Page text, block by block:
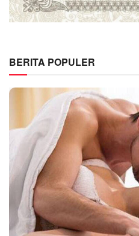
BERITA POPULER